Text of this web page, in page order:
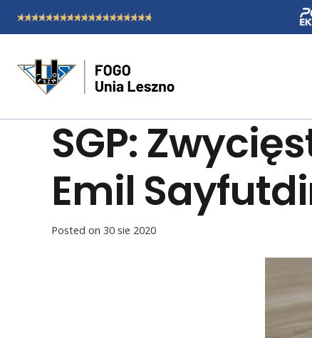
SGP:
Emil
Posted on 30 sie 2020